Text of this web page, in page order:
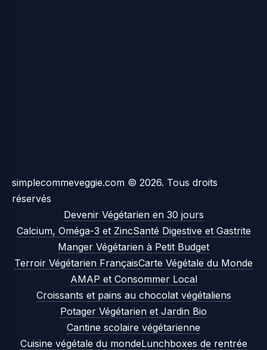
simplecommeveggie.com © 2026. Tous droits
réservés
Devenir Végétarien en 30 jours
Calcium, Oméga-3 et ZincSanté Digestive et Gastrite
Manger Végétarien à Petit Budget
Terroir Végétarien FrançaisCarte Végétale du Monde
AMAP et Consommer Local
Croissants et pains au chocolat végétaliens
Potager Végétarien et Jardin Bio
Cantine scolaire végétarienne
Cuisine végétale du mondeLunchboxes de rentrée